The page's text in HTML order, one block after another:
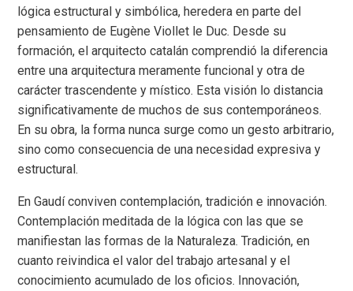
lógica estructural y simbólica, heredera en parte del
pensamiento de Eugène Viollet le Duc. Desde su
formación, el arquitecto catalán comprendió la diferencia
entre una arquitectura meramente funcional y otra de
carácter trascendente y místico. Esta visión lo distancia
significativamente de muchos de sus contemporáneos.
En su obra, la forma nunca surge como un gesto arbitrario,
sino como consecuencia de una necesidad expresiva y
estructural.
En Gaudí conviven contemplación, tradición e innovación.
Contemplación meditada de la lógica con las que se
manifiestan las formas de la Naturaleza. Tradición, en
cuanto reivindica el valor del trabajo artesanal y el
conocimiento acumulado de los oficios. Innovación,